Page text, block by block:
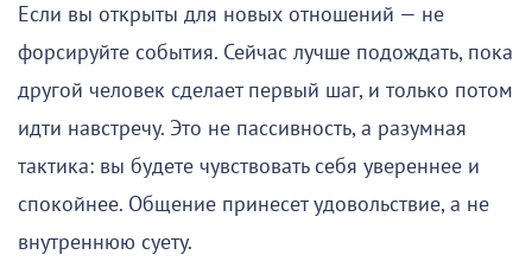
Если вы открыты для новых отношений — не
форсируйте события. Сейчас лучше подождать, пока
другой человек сделает первый шаг, и только потом
идти навстречу. Это не пассивность, а разумная
тактика: вы будете чувствовать себя увереннее и
спокойнее. Общение принесет удовольствие, а не
внутреннюю суету.